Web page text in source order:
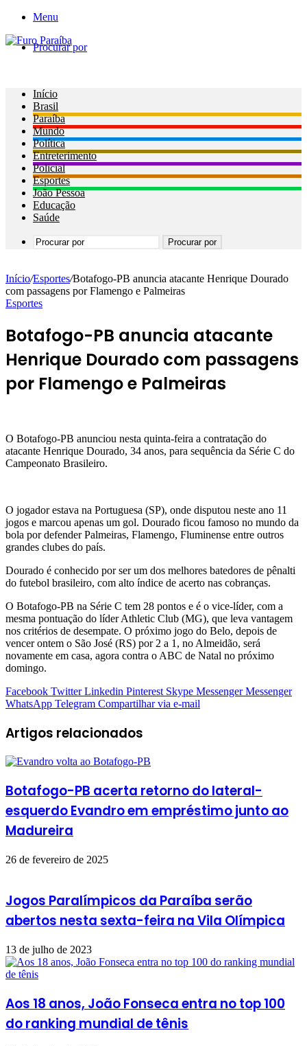
Menu
Procurar por
Início
Brasil
Paraíba
Mundo
Política
Entreterimento
Policial
Esportes
João Pessoa
Educação
Saúde
Procurar por
Início/Esportes/Botafogo-PB anuncia atacante Henrique Dourado
com passagens por Flamengo e Palmeiras
Esportes
Botafogo-PB anuncia atacante
Henrique Dourado com passagens
por Flamengo e Palmeiras
O Botafogo-PB anunciou nesta quinta-feira a contratação do
atacante Henrique Dourado, 34 anos, para sequência da Série C do
Campeonato Brasileiro.
O jogador estava na Portuguesa (SP), onde disputou neste ano 11
jogos e marcou apenas um gol. Dourado ficou famoso no mundo da
bola por defender Palmeiras, Flamengo, Fluminense entre outros
grandes clubes do país.
Dourado é conhecido por ser um dos melhores batedores de pênalti
do futebol brasileiro, com alto índice de acerto nas cobranças.
O Botafogo-PB na Série C tem 28 pontos e é o vice-líder, com a
mesma pontuação do líder Athletic Club (MG), que leva vantagem
nos critérios de desempate. O próximo jogo do Belo, depois de
vencer ontem o São José (RS) por 2 a 1, no Almeidão, será
novamente em casa, agora contra o ABC de Natal no próximo
domingo.
Facebook Twitter Linkedin Pinterest Skype Messenger Messenger
WhatsApp Telegram Compartilhar via e-mail
Artigos relacionados
Botafogo-PB acerta retorno do lateral-
esquerdo Evandro em empréstimo junto ao
Madureira
26 de fevereiro de 2025
Jogos Paralímpicos da Paraíba serão
abertos nesta sexta-feira na Vila Olímpica
13 de julho de 2023
Aos 18 anos, João Fonseca entra no top 100
do ranking mundial de tênis